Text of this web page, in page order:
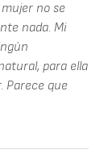
no se
nada. Mi
para ella
Parece que